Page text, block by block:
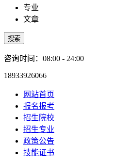
专业
文章
搜索
咨询时间：08:00 - 24:00
18933926066
网站首页
报名报考
招生院校
招生专业
政策公告
技能证书